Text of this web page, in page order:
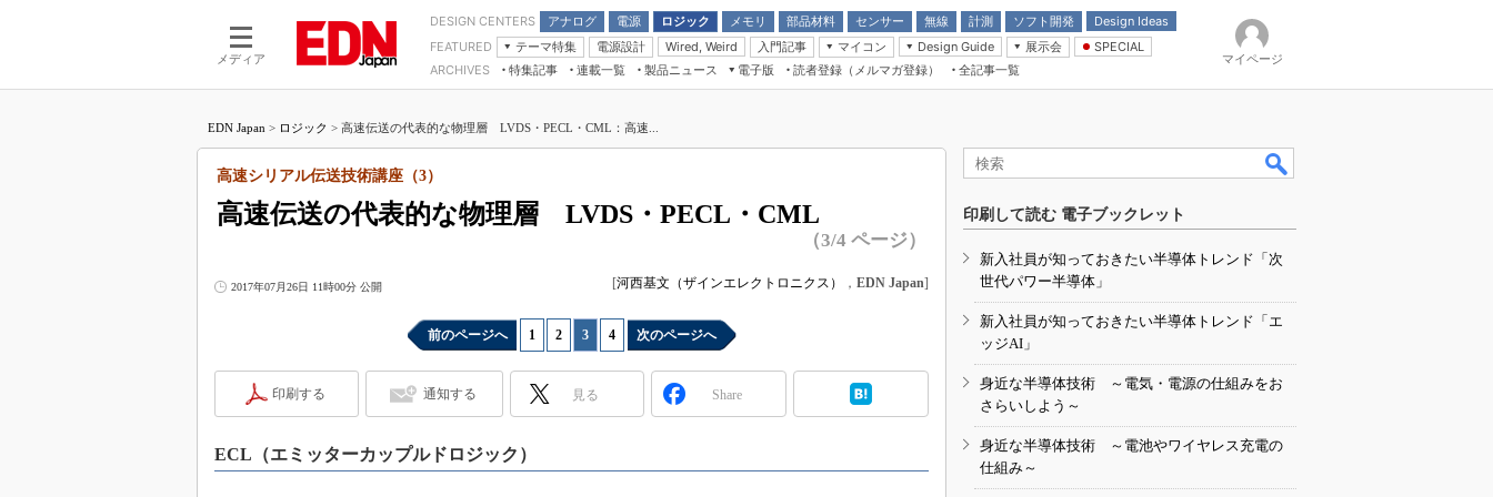
メディア
DESIGN CENTERS アナログ
電源
モーター
ロジック
LSI
メモリ
部品材料
受動部品
センサー 無線 計測 ソフト開発
Design Ideas
アナログ機能回路
計測とテスト
FEATURED
テーマ特集
つながるクルマ
エレクトロニクス入門
医療エレ（EE Times Japan）
電源設計 Wired, Weird
入門記事
モーター入門
マイコン
マイコン講座
Design Guide
計測機器
展示会
CEATEC
組込み/エッジコンピューティング展
人とくるま展
AUTOMOTIVE WORLD
SPECIAL
Microchip情報
ARCHIVES 特集記事
連載一覧
マイクロプロセッサ懐古録
中堅技術者に贈る電子部品“徹底”活
用講座
たった2つの式で始めるDC/DCコン
バーターの設計
マイコン講座
Q&Aで学ぶマイコン講座
高速シリアル伝送技術講座
アナログ設計のきほん／ADCとノイ
製品ニュース
電子版
電子ブックレット
読者登録（メルマガ登録） 全記事一覧
マイページ
EDN Japan > ロジック > 高速伝送の代表的な物理層 LVDS・PECL・CML：高速...
高速伝送の代表的な物理層 LVDS・PECL・CML
高速シリアル伝送技術講座（3）
（3/4 ページ）
2017年07月26日 11時00分 公開 [河西基文（ザインエレクトロニクス） ， EDN Japan]
前のページへ 1 2 3 4 次のページへ
印刷する 通知する 見る Share
ECL（エミッターカップルドロジック）
印刷して読む 電子ブックレット
新入社員が知っておきたい半導体トレンド「次
世代パワー半導体」
新入社員が知っておきたい半導体トレンド「エ
ッジAI」
身近な半導体技術 ～電気・電源の仕組みをお
さらいしよう～
身近な半導体技術 ～電池やワイヤレス充電の
仕組み～